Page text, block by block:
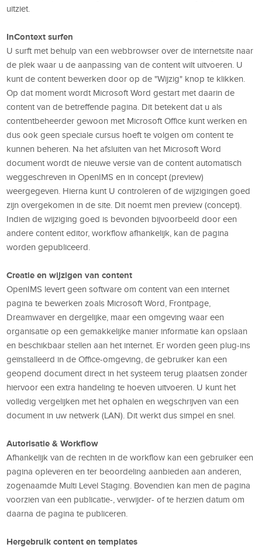
uitziet.
InContext surfen
U surft met behulp van een webbrowser over de internetsite naar
de plek waar u de aanpassing van de content wilt uitvoeren. U
kunt de content bewerken door op de "Wijzig" knop te klikken.
Op dat moment wordt Microsoft Word gestart met daarin de
content van de betreffende pagina. Dit betekent dat u als
contentbeheerder gewoon met Microsoft Office kunt werken en
dus ook geen speciale cursus hoeft te volgen om content te
kunnen beheren. Na het afsluiten van het Microsoft Word
document wordt de nieuwe versie van de content automatisch
weggeschreven in OpenIMS en in concept (preview)
weergegeven. Hierna kunt U controleren of de wijzigingen goed
zijn overgekomen in de site. Dit noemt men preview (concept).
Indien de wijziging goed is bevonden bijvoorbeeld door een
andere content editor, workflow afhankelijk, kan de pagina
worden gepubliceerd.
Creatie en wijzigen van content
OpenIMS levert geen software om content van een internet
pagina te bewerken zoals Microsoft Word, Frontpage,
Dreamwaver en dergelijke, maar een omgeving waar een
organisatie op een gemakkelijke manier informatie kan opslaan
en beschikbaar stellen aan het internet. Er worden geen plug-ins
geïnstalleerd in de Office-omgeving, de gebruiker kan een
geopend document direct in het systeem terug plaatsen zonder
hiervoor een extra handeling te hoeven uitvoeren. U kunt het
volledig vergelijken met het ophalen en wegschrijven van een
document in uw netwerk (LAN). Dit werkt dus simpel en snel.
Autorisatie & Workflow
Afhankelijk van de rechten in de workflow kan een gebruiker een
pagina opleveren en ter beoordeling aanbieden aan anderen,
zogenaamde Multi Level Staging. Bovendien kan men de pagina
voorzien van een publicatie-, verwijder- of te herzien datum om
daarna de pagina te publiceren.
Hergebruik content en templates